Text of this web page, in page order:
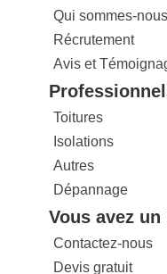
Qui sommes-
Récrutement
Avis et
Toitures
Isolations
Autres
Dépannage
Vous avez
Contactez-nous
Devis gratuit